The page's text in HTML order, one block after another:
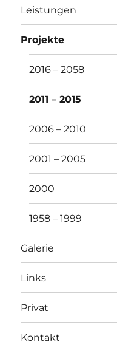
Leistungen
Projekte
2016 – 2058
2011 – 2015
2006 – 2010
2001 – 2005
2000
1958 – 1999
Galerie
Links
Privat
Kontakt